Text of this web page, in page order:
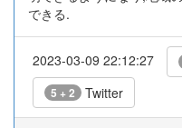
できる.
2023-03-09 22:12:27
5 + 2 Twitter